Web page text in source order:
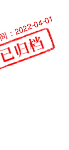
2022-04-01